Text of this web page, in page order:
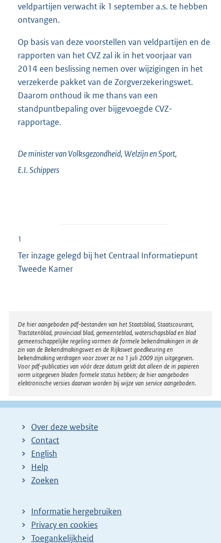
veldpartijen verwacht ik 1 september a.s. te hebben
ontvangen.
Op basis van deze voorstellen van veldpartijen en de
rapporten van het CVZ zal ik in het voorjaar van
2014 een beslissing nemen over wijzigingen in het
verzekerde pakket van de Zorgverzekeringswet.
Daarom onthoud ik me thans van een
standpuntbepaling over bijgevoegde CVZ-
rapportage.
De minister van Volksgezondheid, Welzijn en Sport,
E.I.Schippers
1
Ter inzage gelegd bij het Centraal Informatiepunt
Tweede Kamer
Disclaimer
De hier aangeboden pdf-bestanden van het Staatsblad, Staatscourant,
Tractatenblad, provinciaal blad, gemeenteblad, waterschapsblad en blad
gemeenschappelijke regeling vormen de formele bekendmakingen in de
zin van de Bekendmakingswet en de Rijkswet goedkeuring en
bekendmaking verdragen voor zover ze na 1 juli 2009 zijn uitgegeven.
Voor pdf-publicaties van vóór deze datum geldt dat alleen de in papieren
vorm uitgegeven bladen formele status hebben; de hier aangeboden
elektronische versies daarvan worden bij wijze van service aangeboden.
Over deze website
Contact
English
Help
Zoeken
Informatie hergebruiken
Privacy en cookies
Toegankelijkheid